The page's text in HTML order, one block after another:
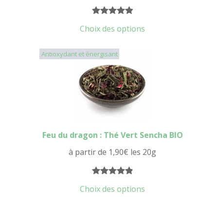
sur 5
notations
client
Choix des options
Antioxydant et énergisant
Feu du dragon : Thé Vert Sencha BIO
à partir de 1,90€ les 20g
sur 5
Choix des options